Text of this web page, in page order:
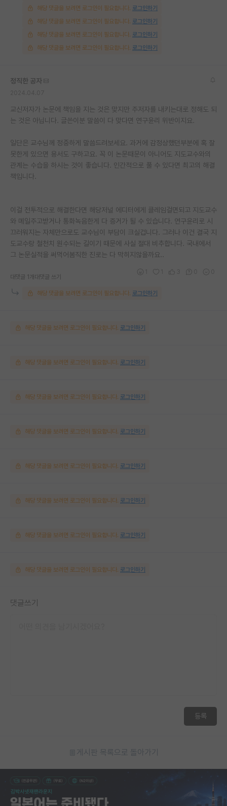
해당 댓글을 보려면 로그인이 필요합니다. 로그인하기
해당 댓글을 보려면 로그인이 필요합니다. 로그인하기
해당 댓글을 보려면 로그인이 필요합니다. 로그인하기
해당 댓글을 보려면 로그인이 필요합니다. 로그인하기
정직한 공자
교신저자가 논문에 책임을 지는 것은 맞지만 주저자를 내키는대로 정해도 되
는 것은 아닙니다. 글쓴이분 말씀이 다 맞다면 연구윤리 위반이지요.
일단은 교수님께 정중하게 말씀드려보세요. 과거에 감정상했던부분에 혹 잘
못한게 있으면 용서도 구하고요. 꼭 이 논문때문이 아니어도 지도교수와의
관계는 수습을 하시는 것이 좋습니다. 인간적으로 풀 수 있다면 최고의 해결
책입니다.
이걸 전투적으로 해결한다면 해당저널 에디터에게 클레임걸면되고 지도교수
와 메일주고받거나 통화녹음한게 다 증거가 될 수 있습니다. 연구윤리로 시
끄러워지는 자체만으로도 교수님이 부담이 크실겁니다. 그러나 이건 결국 지
도교수랑 철천치 원수되는 길이기 때문에 사실 절대 비추합니다. 국내에서
그 논문실적을 써먹어봄직한 진로는 다 막히지않을까요..
대댓글 1개 대댓글 쓰기
해당 댓글을 보려면 로그인이 필요합니다. 로그인하기
해당 댓글을 보려면 로그인이 필요합니다. 로그인하기
해당 댓글을 보려면 로그인이 필요합니다. 로그인하기
해당 댓글을 보려면 로그인이 필요합니다. 로그인하기
해당 댓글을 보려면 로그인이 필요합니다. 로그인하기
해당 댓글을 보려면 로그인이 필요합니다. 로그인하기
해당 댓글을 보려면 로그인이 필요합니다. 로그인하기
해당 댓글을 보려면 로그인이 필요합니다. 로그인하기
해당 댓글을 보려면 로그인이 필요합니다. 로그인하기
댓글쓰기
등록
게시판 목록으로 돌아가기